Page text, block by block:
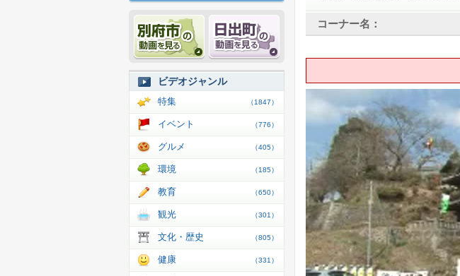
コーナー名：
別府市 動画 日出 動画
ビデオジャンル
特集 （1847）
イベント （776）
グルメ （405）
環境 （185）
教育 （650）
観光 （301）
文化・歴史 （805）
健康 （331）